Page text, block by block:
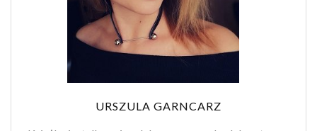
URSZULA GARNCARZ